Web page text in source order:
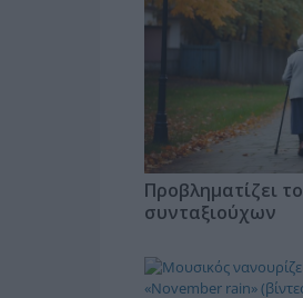
Προβληματίζει
συνταξιούχων